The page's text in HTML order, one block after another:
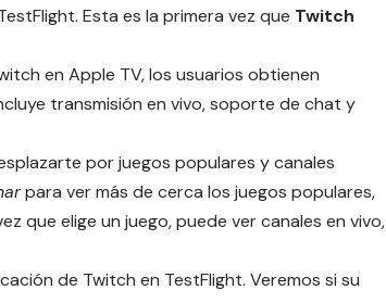
. Esta es la primera vez que Twitch
en Apple TV, los usuarios obtienen
transmisión en vivo, soporte de chat y
por juegos populares y canales
para ver más de cerca los juegos populares,
que elige un juego, puede ver canales en vivo,
de Twitch en TestFlight. Veremos si su